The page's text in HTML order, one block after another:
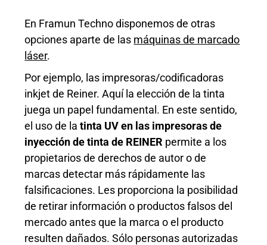
En Framun Techno disponemos de otras
opciones aparte de las máquinas de marcado
láser.
Por ejemplo, las impresoras/codificadoras
inkjet de Reiner. Aquí la elección de la tinta
juega un papel fundamental. En este sentido,
el uso de latinta UV en las impresoras de
inyección de tinta de REINER permite a los
propietarios de derechos de autor o de
marcas detectar más rápidamente las
falsificaciones. Les proporciona la posibilidad
de retirar información o productos falsos del
mercado antes que la marca o el producto
resulten dañados. Sólo personas autorizadas